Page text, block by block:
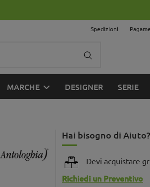
Spedizioni
MARCHE DESIGNER SERIE
Hai bisogno di Aiuto?
Devi acquistare
Richiedi un Preventivo